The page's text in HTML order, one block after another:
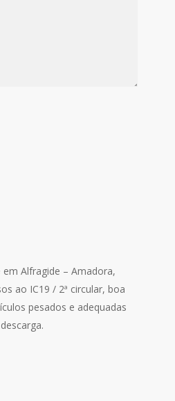
Alfragide – Amadora,
ao IC19 / 2ª circular, boa
pesados e adequadas